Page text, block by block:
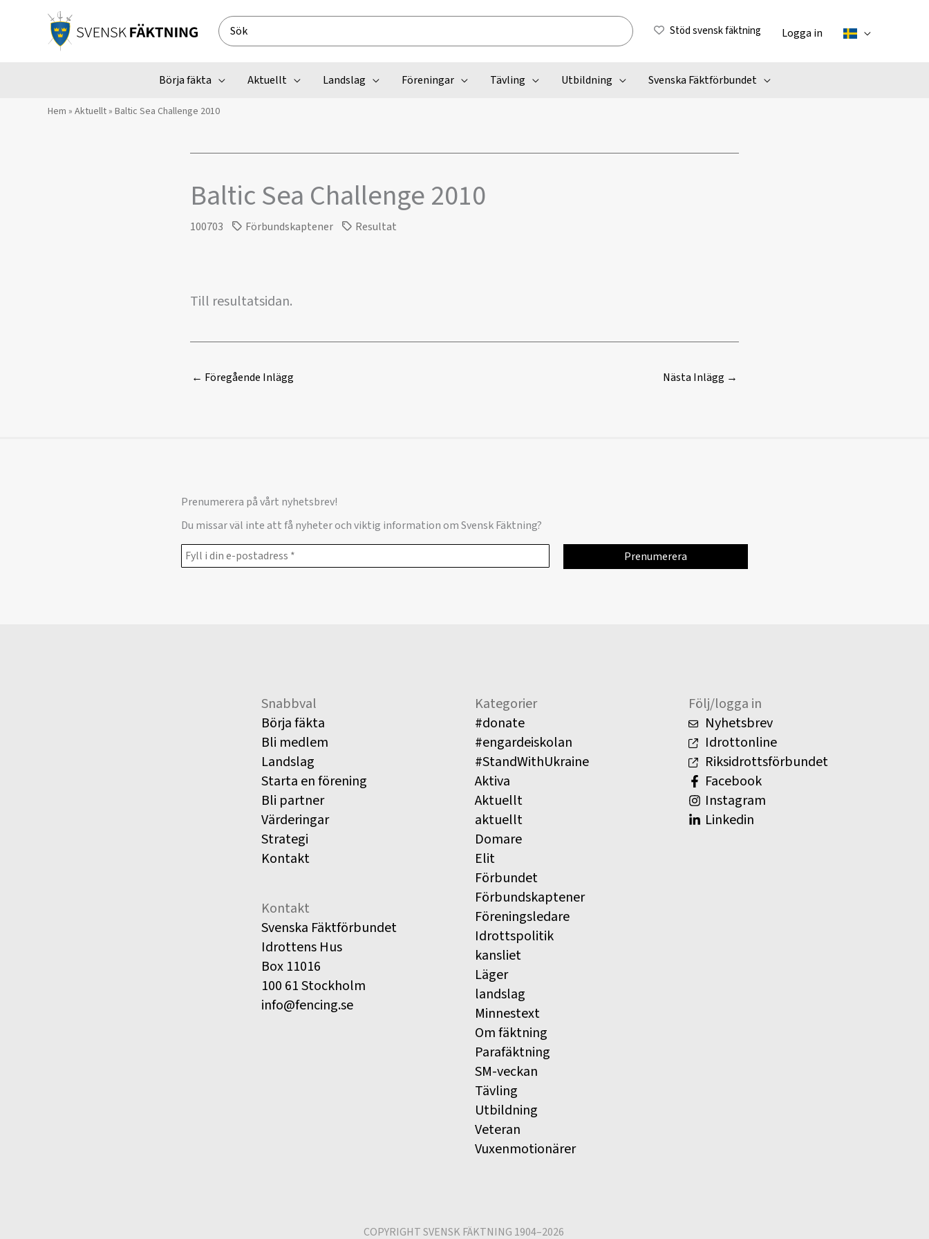
Search
for:
Stöd svensk fäktning Logga in
Börja fäkta Aktuellt Landslag Föreningar Tävling Utbildning Svenska Fäktförbundet
Hem » Aktuellt» Baltic Sea Challenge 2010
Baltic Sea Challenge 2010
100703 Förbundskaptener Resultat
Till resultatsidan.
← Föregående Inlägg Nästa Inlägg →
Prenumerera på vårt nyhetsbrev!
Du missar väl inte att få nyheter och viktig information om Svensk Fäktning?
Snabbval
Börja fäkta
Bli medlem
Landslag
Starta en förening
Bli partner
Värderingar
Strategi
Kontakt
Kontakt
Svenska Fäktförbundet
Idrottens Hus
Box 11016
100 61 Stockholm
info@fencing.se
Kategorier
#donate
#engardeiskolan
#StandWithUkraine
Aktiva
Aktuellt
aktuellt
Domare
Elit
Förbundet
Förbundskaptener
Föreningsledare
Idrottspolitik
kansliet
Läger
landslag
Minnestext
Om fäktning
Parafäktning
SM-veckan
Tävling
Utbildning
Veteran
Vuxenmotionärer
Följ/logga in
Nyhetsbrev
Idrottonline
Riksidrottsförbundet
Facebook
Instagram
Linkedin
COPYRIGHT SVENSK FÄKTNING 1904–2026